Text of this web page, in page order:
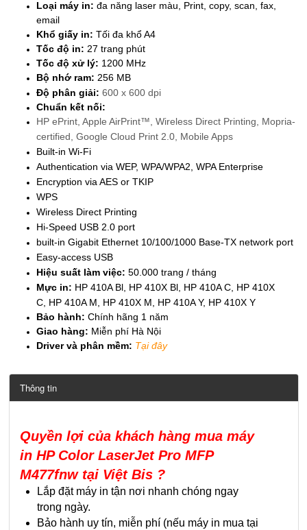
Loại máy in: đa năng laser màu, Print, copy, scan, fax,
email
Khổ giấy in: Tối đa khổ A4
Tốc độ in: 27 trang phút
Tốc độ xử lý: 1200 MHz
Bộ nhớ ram: 256 MB
Độ phân giải: 600 x 600 dpi
Chuẩn kết nối:
HP ePrint, Apple AirPrint™, Wireless Direct Printing, Mopria-
certified, Google Cloud Print 2.0, Mobile Apps
Built-in Wi-Fi
Authentication via WEP, WPA/WPA2, WPA Enterprise
Encryption via AES or TKIP
WPS
Wireless Direct Printing
Hi-Speed USB 2.0 port
built-in Gigabit Ethernet 10/100/1000 Base-TX network port
Easy-access USB
Hiệu suất làm việc: 50.000 trang / tháng
Mực in: HP 410A Bl, HP 410X Bl, HP 410A C, HP 410X
C, HP 410A M, HP 410X M, HP 410A Y, HP 410X Y
Bảo hành: Chính hãng 1 năm
Giao hàng: Miễn phí Hà Nội
Driver và phân mềm: Tại đây
Thông tin
Quyền lợi của khách hàng mua máy
in HP Color LaserJet Pro MFP
M477fnwtại Việt Bis ?
Lắp đặt máy in tận nơi nhanh chóng ngay
trong ngày.
Bảo hành uy tín, miễn phí (nếu máy in mua tại